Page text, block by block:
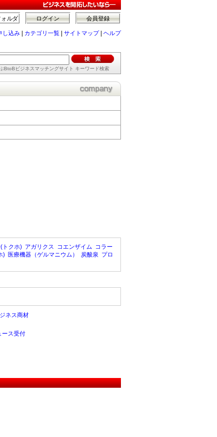
会員登録
ログイン
ルダ
し込み カテゴリ一覧 サイトマップ| ヘルプ
BtoBビジネスマッチングサイト キーワード検索
トクホ) アガリクス コエンザイム コラー
) 医療機器（ゲルマニウム） 炭酸泉 プロ
ネス商材
ース受付